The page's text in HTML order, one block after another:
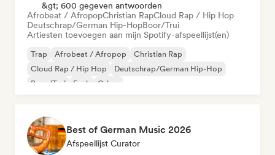
&gt; 600 gegeven antwoorden
Afrobeat / AfropopChristian RapCloud Rap / Hip Hop
Deutschrap/German Hip-HopBoor/Trui
Artiesten toevoegen aan mijn Spotify-afspeellijst(en)
Trap Afrobeat / Afropop
Christian Rap
Cloud Rap / Hip Hop
Deutschrap/German Hip-Hop
Boor/Trui
Funk Grime
Best of German Music 2026
Afspeellijst Curator